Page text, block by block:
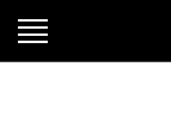
Skip